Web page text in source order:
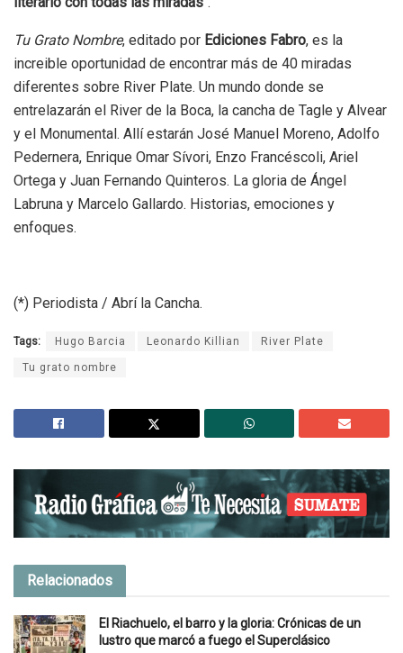
Tu Grato Nombre, editado por Ediciones Fabro, es la
increible oportunidad de encontrar más de 40 miradas
diferentes sobre River Plate. Un mundo donde se
entrelazarán el River de la Boca, la cancha de Tagle y Alvear
y el Monumental. Allí estarán José Manuel Moreno, Adolfo
Pedernera, Enrique Omar Sívori, Enzo Francéscoli, Ariel
Ortega y Juan Fernando Quinteros. La gloria de Ángel
Labruna y Marcelo Gallardo. Historias, emociones y
enfoques.
(*) Periodista / Abrí la Cancha.
Tags: Hugo Barcia Leonardo Killian River Plate
Tu grato nombre
Relacionados
El Riachuelo, el barro y la gloria: Crónicas de un
lustro que marcó a fuego el Superclásico